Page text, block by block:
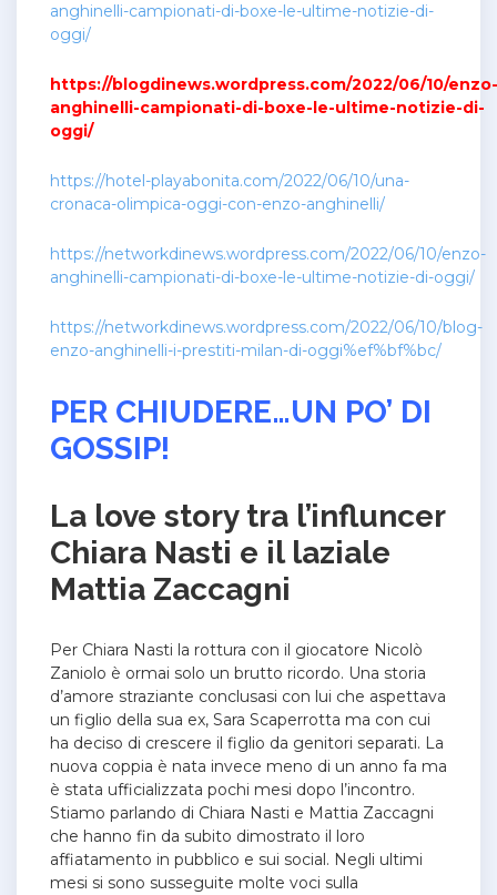
anghinelli-campionati-di-boxe-le-ultime-notizie-di-
oggi/
https://blogdinews.wordpress.com/2022/06/10/enzo-
anghinelli-campionati-di-boxe-le-ultime-notizie-di-
oggi/
https://hotel-playabonita.com/2022/06/10/una-
cronaca-olimpica-oggi-con-enzo-anghinelli/
https://networkdinews.wordpress.com/2022/06/10/enzo-
anghinelli-campionati-di-boxe-le-ultime-notizie-di-oggi/
https://networkdinews.wordpress.com/2022/06/10/blog-
enzo-anghinelli-i-prestiti-milan-di-oggi%ef%bf%bc/
PER CHIUDERE…UN PO’ DI
GOSSIP!
La love story tra l’influncer
Chiara Nasti e il laziale
Mattia Zaccagni
Per Chiara Nasti la rottura con il giocatore Nicolò
Zaniolo è ormai solo un brutto ricordo. Una storia
d’amore straziante conclusasi con lui che aspettava
un figlio della sua ex, Sara Scaperrotta ma con cui
ha deciso di crescere il figlio da genitori separati. La
nuova coppia è nata invece meno di un anno fa ma
è stata ufficializzata pochi mesi dopo l’incontro.
Stiamo parlando di Chiara Nasti e Mattia Zaccagni
che hanno fin da subito dimostrato il loro
affiatamento in pubblico e sui social. Negli ultimi
mesi si sono susseguite molte voci sulla